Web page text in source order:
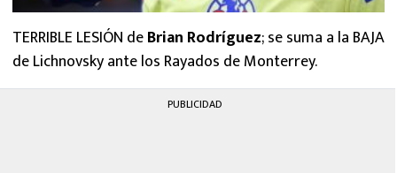
TERRIBLE LESIÓN deBrian Rodríguez; se suma a la BAJA
de Lichnovsky ante los Rayados de Monterrey.
PUBLICIDAD